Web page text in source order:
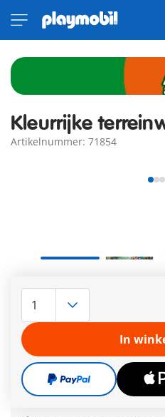
Kleurrijke
Artikelnummer: 71854
kleurrijke auto, waarin elk dier
avontuurlijke rit. De kleine
hebben het zich op de
struisvogel wacht al
zitten samen met de kaketoe
bladerdak in de boom. De
wachten om samen met jou op
van Animals & Friends. Stap in
Meer informatie
In